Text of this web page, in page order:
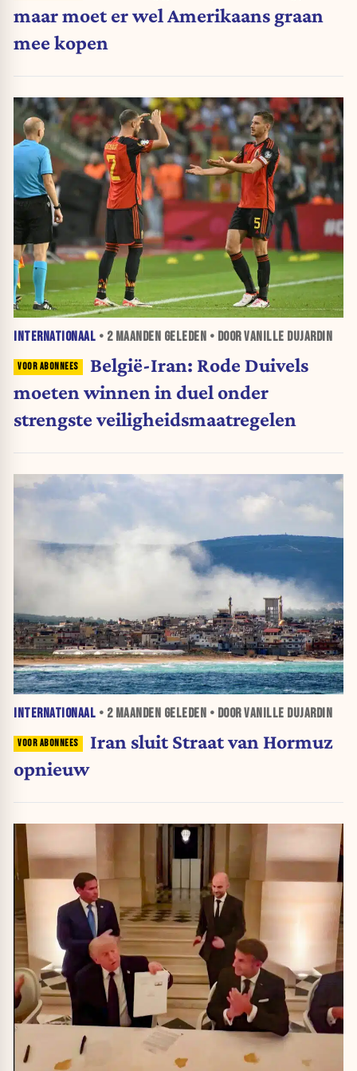
maar moet er wel Amerikaans graan
mee kopen
INTERNATIONAAL • 2 MAANDEN GELEDEN • DOOR VANILLE DUJARDIN
België-Iran: Rode Duivels
moeten winnen in duel onder
strengste veiligheidsmaatregelen
INTERNATIONAAL • 2 MAANDEN GELEDEN • DOOR VANILLE DUJARDIN
Iran sluit Straat van Hormuz
opnieuw